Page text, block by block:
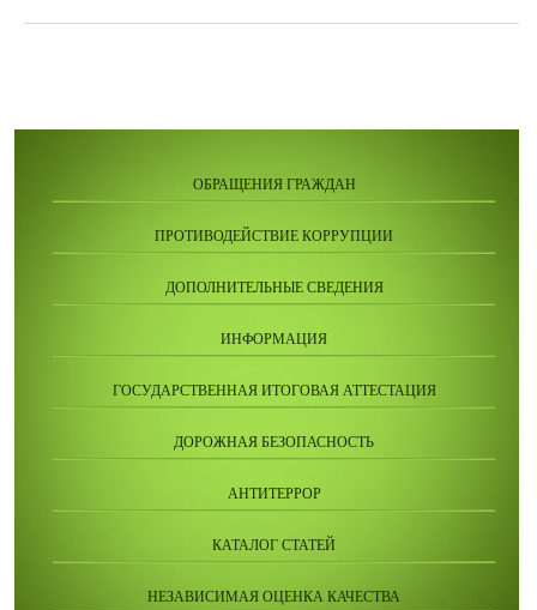
ОБРАЩЕНИЯ ГРАЖДАН
ПРОТИВОДЕЙСТВИЕ КОРРУПЦИИ
ДОПОЛНИТЕЛЬНЫЕ СВЕДЕНИЯ
ИНФОРМАЦИЯ
ГОСУДАРСТВЕННАЯ ИТОГОВАЯ АТТЕСТАЦИЯ
ДОРОЖНАЯ БЕЗОПАСНОСТЬ
АНТИТЕРРОР
КАТАЛОГ СТАТЕЙ
НЕЗАВИСИМАЯ ОЦЕНКА КАЧЕСТВА